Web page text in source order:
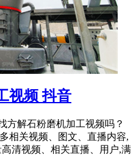
视频 抖音
方解石粉磨机加工视频吗？
相关视频、图文、直播内容,
清视频、相关直播、用户,满